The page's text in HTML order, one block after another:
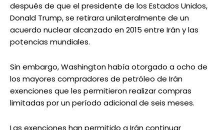
después de que el presidente de los Estados Unidos,
Donald Trump, se retirara unilateralmente de un
acuerdo nuclear alcanzado en 2015 entre Irán y las
potencias mundiales.
Sin embargo, Washington había otorgado a ocho de
los mayores compradores de petróleo de Irán
exenciones que les permitieron realizar compras
limitadas por un período adicional de seis meses.
Las exenciones han permitido a Irán continuar